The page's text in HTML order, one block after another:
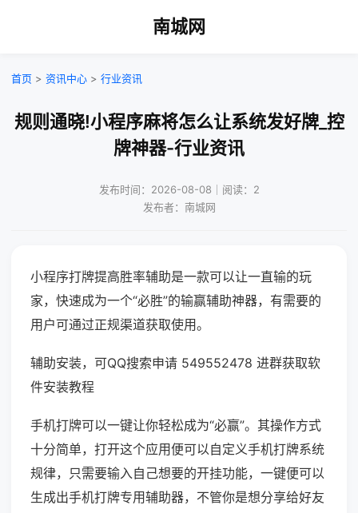
南城网
首页 > 资讯中心 > 行业资讯
规则通晓!小程序麻将怎么让系统发好牌_控
牌神器-行业资讯
发布时间：2026-08-08｜阅读：2
发布者：南城网
小程序打牌提高胜率辅助是一款可以让一直输的玩
家，快速成为一个“必胜”的输赢辅助神器，有需要的
用户可通过正规渠道获取使用。
辅助安装，可QQ搜索申请 549552478 进群获取软
件安装教程
手机打牌可以一键让你轻松成为“必赢”。其操作方式
十分简单，打开这个应用便可以自定义手机打牌系统
规律，只需要输入自己想要的开挂功能，一键便可以
生成出手机打牌专用辅助器，不管你是想分享给好友